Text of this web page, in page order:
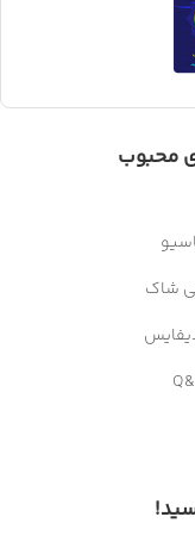
محبوب
شاک